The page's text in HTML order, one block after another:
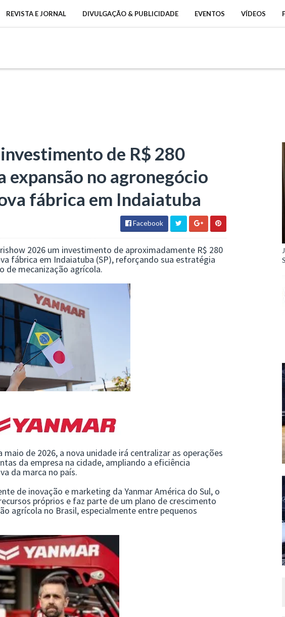
REVISTA E JORNAL DIVULGAÇÃO & PUBLICIDADE EVENTOS VÍDEOS
de R$ 280
expansão no agronegócio
fábrica em Indaiatuba
Facebook
2026 um investimento de aproximadamente R$ 280
fábrica em Indaiatuba (SP), reforçando sua estratégia
de mecanização agrícola.
de 2026, a nova unidade irá centralizar as operações
da empresa na cidade, ampliando a eficiência
da marca no país.
de inovação e marketing da Yanmar América do Sul, o
próprios e faz parte de um plano de crescimento
agrícola no Brasil, especialmente entre pequenos